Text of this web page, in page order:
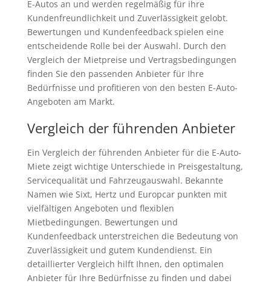
E-Autos an und werden regelmäßig für ihre
Kundenfreundlichkeit und Zuverlässigkeit gelobt.
Bewertungen und Kundenfeedback spielen eine
entscheidende Rolle bei der Auswahl. Durch den
Vergleich der Mietpreise und Vertragsbedingungen
finden Sie den passenden Anbieter für Ihre
Bedürfnisse und profitieren von den besten E-Auto-
Angeboten am Markt.
Vergleich der führenden Anbieter
Ein Vergleich der führenden Anbieter für die E-Auto-
Miete zeigt wichtige Unterschiede in Preisgestaltung,
Servicequalität und Fahrzeugauswahl. Bekannte
Namen wie Sixt, Hertz und Europcar punkten mit
vielfältigen Angeboten und flexiblen
Mietbedingungen. Bewertungen und
Kundenfeedback unterstreichen die Bedeutung von
Zuverlässigkeit und gutem Kundendienst. Ein
detaillierter Vergleich hilft Ihnen, den optimalen
Anbieter für Ihre Bedürfnisse zu finden und dabei